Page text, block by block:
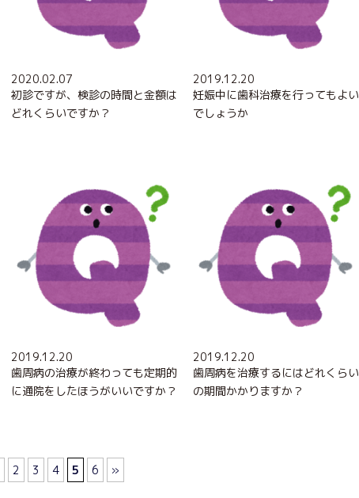
2020.02.07
初診ですが、検診の時間と金額は
どれくらいですか？
2019.12.20
妊娠中に歯科治療を行ってもよい
でしょうか
2019.12.20
歯周病の治療が終わっても定期的
に通院をしたほうがいいですか？
2019.12.20
歯周病を治療するにはどれくらい
の期間かかりますか？
2 3 4 5 6 »